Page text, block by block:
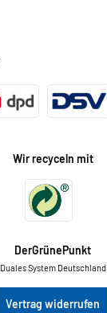
Wir recyceln mit
DerGrünePunkt
Duales System Deutschland
Vertrag widerrufen